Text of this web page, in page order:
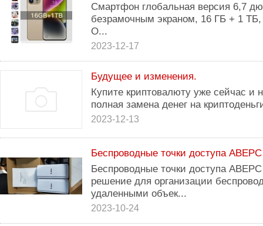
Смартфон глобальная версия 6,7
безрамочным экраном, 16 ГБ + 1
О...
2023-12-17
Будущее и изменения.
Купите криптовалюту уже сейчас и
полная замена денег на
2023-12-13
Беспроводные точки доступа
Беспроводные точки доступа
решение для организации
удаленными объек...
2023-10-24